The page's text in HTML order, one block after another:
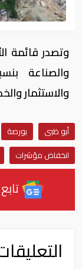
والاستثمار
أبو ظبى بورصة
انخفاض مؤشرات